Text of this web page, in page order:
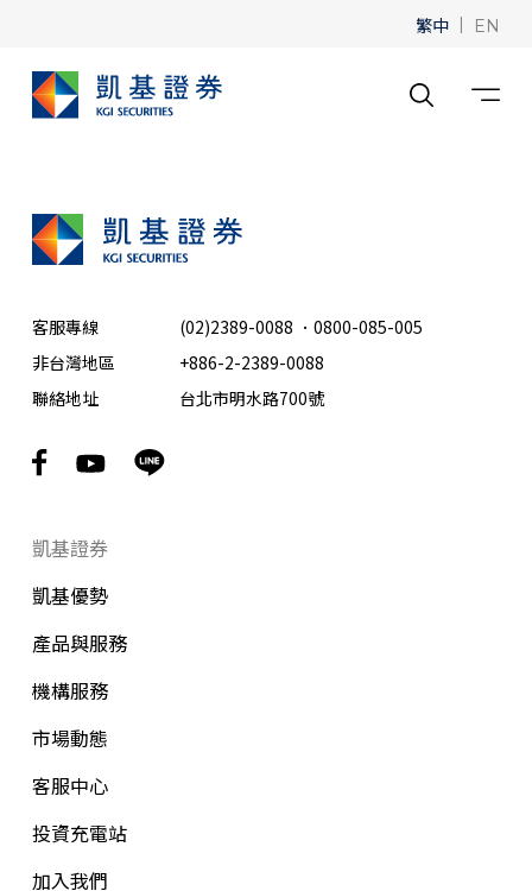
繁中 | EN
客服專線 (02)2389-0088 ． 0800-085-005
非台灣地區
+886-2-2389-0088
聯絡地址
台北市明水路700號
凱基證券
凱基優勢
產品與服務
機構服務
市場動態
客服中心
投資充電站
加入我們